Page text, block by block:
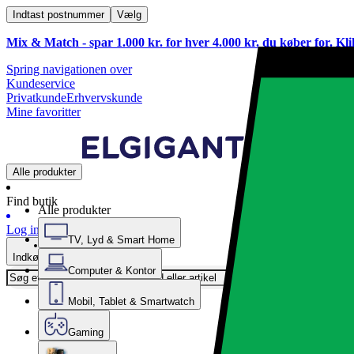
Indtast postnummer Vælg
Mix & Match - spar 1.000 kr. for hver 4.000 kr. du køber for.
Spring navigationen over
Kundeservice
PrivatkundeErhvervskunde
Mine favoritter
Alle produkter
Find butik
Log ind
Indkøbskurv
Alle produkter
TV, Lyd & Smart Home
Computer & Kontor
Mobil, Tablet & Smartwatch
Gaming